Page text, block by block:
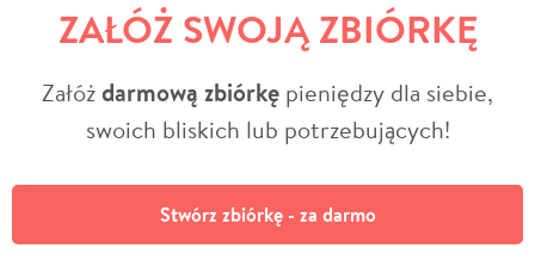
ZAŁÓŻ SWOJĄ ZBIÓRKĘ
Załóżdarmową zbiórkę pieniędzy dla siebie,
swoich bliskich lub potrzebujących!
Stwórz zbiórkę - za darmo